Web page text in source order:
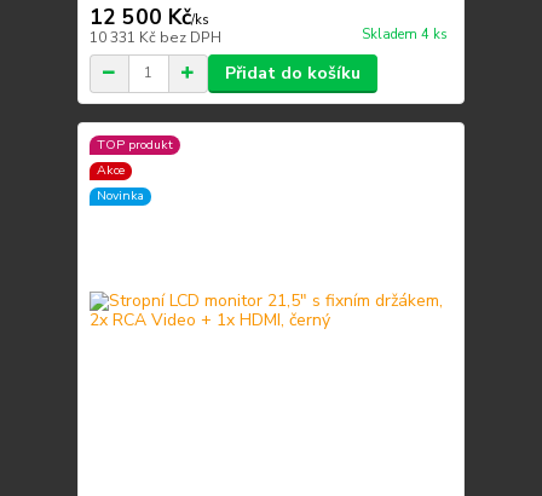
12 500 Kč/ks
10 331 Kč bez DPH Skladem 4 ks
Přidat do košíku
TOP produkt
Akce
Novinka